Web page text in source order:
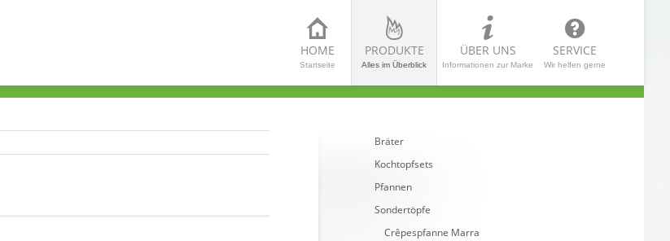
HOME
Startseite
PRODUKTE
Alles im Überblick
ÜBER UNS
Informationen zur Marke
SERVICE
Wir helfen gerne
Bräter
Kochtopfsets
Pfannen
Sondertöpfe
Crêpespfanne Marra